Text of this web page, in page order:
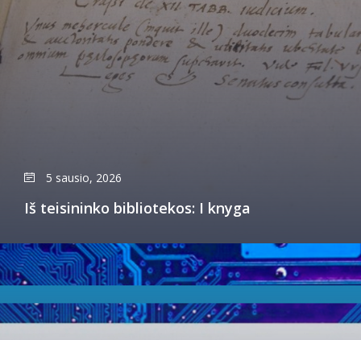
5 sausio, 2026
Iš teisininko bibliotekos: I knyga